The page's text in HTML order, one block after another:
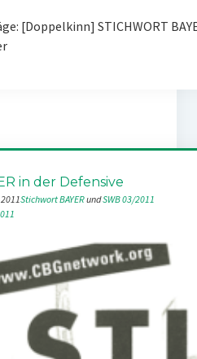
[Doppelkinn] STICHWORT
in der Defensive
Stichwort BAYER und SWB 03/2011